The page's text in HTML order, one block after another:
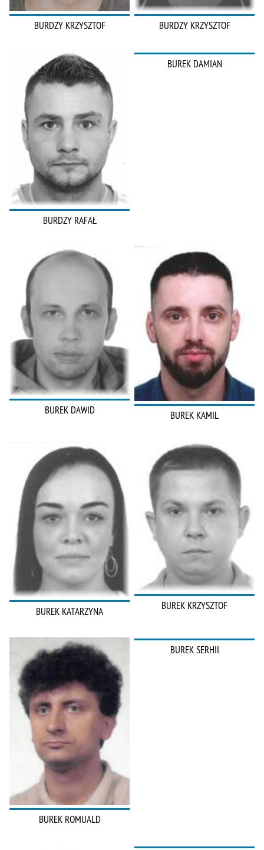
BURDZY KRZYSZTOF BURDZY KRZYSZTOF
BURDZY RAFAŁ
BUREK DAMIAN
BUREK DAWID BUREK KAMIL
BUREK KATARZYNA BUREK KRZYSZTOF
BUREK ROMUALD
BUREK SERHII